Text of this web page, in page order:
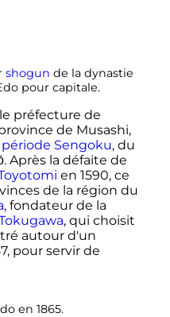
shogun de la dynastie
pour capitale.
préfecture de
de Musashi,
période Sengoku, du
Après la défaite de
en 1590, ce
de la région du
, fondateur de la
, qui choisit
autour d'un
pour servir de
en 1865.